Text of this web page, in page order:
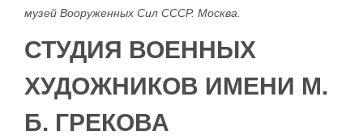
музей Вооруженных Сил СССР. Москва.
СТУДИЯ ВОЕННЫХ
ХУДОЖНИКОВ ИМЕНИ М.
Б. ГРЕКОВА